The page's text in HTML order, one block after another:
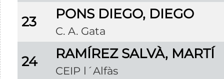
23 PONS DIEGO, DIEGO
C. A. Gata
24 RAMÍREZ SALVÀ, MARTÍ
CEIP l´Alfàs